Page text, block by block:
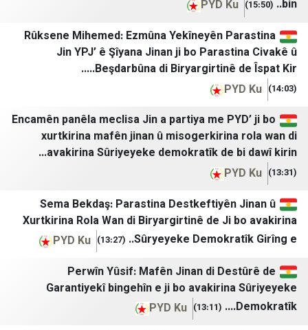
خبرگزاری ایلنا
خبرگزاری بسیج
خبرگزاری حوزه
خبرگزاری خبرآنلاین
خبرگزاری دانشجو
خبرگزاری دفاع مقدس
خبرگزاری رسا
خبرگزاری میزان
خبرگزاری ورزش ایران
درباره پیشخوان
دیپلماسی ایرانی
رادیو فردا
الوكيل الإخباري
معا
راديو بيت لحم
شبكة قدس الإخبارية
شبكة فايرل
شبكة وتر الاعلامية
وكالة سند للأنباء
القدس البوصلة
بالغراف
PYD Ku
Rûksene Mihemed: Ezmûna Yekîneyên
Jin YPJ’ ê Şîyana Jinan ji bo
Beşdarbûna di Biryargirtinê
Encamên panêla meclisa Jin a partiya me
xurtkirina mafên jinan û misogerkirina
avakirina Sûriyeyeke demokratîk de
Sema Bekdaş: Parastina Destkeftiyên
Xurtkirina Rola Wan di Biryargirtinê de Ji
Sûryeyeke
(13:27)
PYD Ku
Perwîn Yûsif: Mafên Jinan di
Garantiyekî bingehîn e ji bo avakirina
(13:11)
PYD Ku